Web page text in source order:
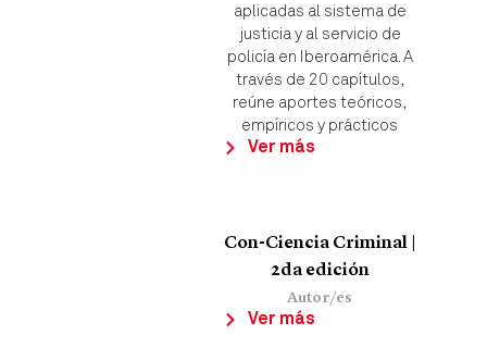
aplicadas al sistema de
justicia y al servicio de
policía en Iberoamérica. A
través de 20 capítulos,
reúne aportes teóricos,
empíricos y prácticos
Ver más
Con-Ciencia Criminal |
2da edición
Autor/es
Ver más